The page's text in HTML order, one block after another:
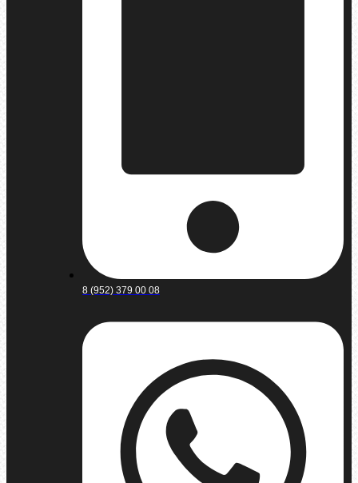
8 (952) 379 00 08